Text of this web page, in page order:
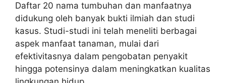
Daftar 20 nama tumbuhan dan manfaatnya
didukung oleh banyak bukti ilmiah dan studi
kasus. Studi-studi ini telah meneliti berbagai
aspek manfaat tanaman, mulai dari
efektivitasnya dalam pengobatan penyakit
hingga potensinya dalam meningkatkan kualitas